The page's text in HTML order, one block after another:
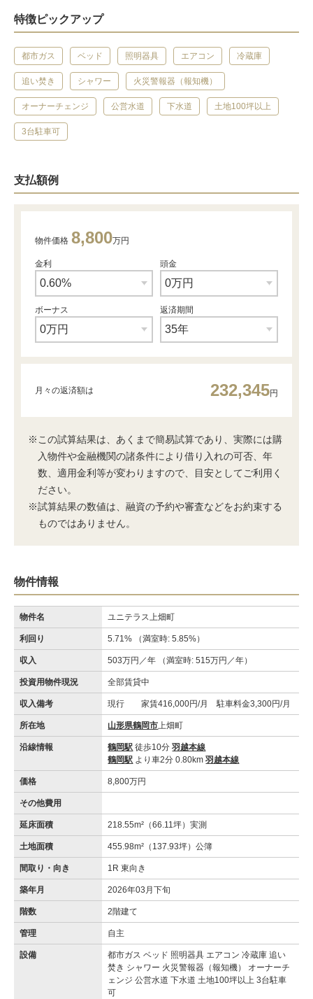
特徴ピックアップ
都市ガス ベッド 照明器具 エアコン 冷蔵庫
追い焚き シャワー 火災警報器（報知機）
オーナーチェンジ 公営水道 下水道 土地100坪以上
3台駐車可
支払額例
物件価格 8,800万円
金利 頭金
ボーナス 返済期間
月々の返済額は 232,345円
※この試算結果は、あくまで簡易試算であり、実際には購
入物件や金融機関の諸条件により借り入れの可否、年
数、適用金利等が変わりますので、目安としてご利用く
ださい。
※試算結果の数値は、融資の予約や審査などをお約束する
ものではありません。
物件情報
物件名 ユニテラス上畑町
利回り 5.71% （満室時: 5.85%）
収入 503万円／年 （満室時: 515万円／年）
投資用物件現況 全部賃貸中
収入備考 現行 家賃416,000円/月 駐車料金3,300円/月
所在地 山形県鶴岡市上畑町
沿線情報 鶴岡駅 徒歩10分羽越本線
鶴岡駅 より車2分 0.80km羽越本線
価格 8,800万円
その他費用
延床面積 218.55m²（66.11坪）実測
土地面積 455.98m²（137.93坪）公簿
間取り・向き 1R 東向き
築年月 2026年03月下旬
階数 2階建て
管理 自主
設備
都市ガス ベッド 照明器具 エアコン 冷蔵庫 追い
焚き シャワー 火災警報器（報知機） オーナーチ
ェンジ 公営水道 下水道 土地100坪以上 3台駐車
可